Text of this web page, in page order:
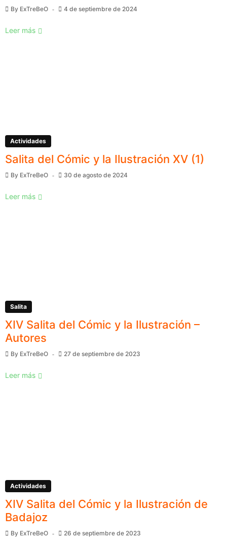
By ExTreBeO 4 de septiembre de 2024
Leer más
Actividades
Salita del Cómic y la Ilustración XV (1)
By ExTreBeO 30 de agosto de 2024
Leer más
Salita
XIV Salita del Cómic y la Ilustración –
Autores
By ExTreBeO 27 de septiembre de 2023
Leer más
Actividades
XIV Salita del Cómic y la Ilustración de
Badajoz
By ExTreBeO 26 de septiembre de 2023